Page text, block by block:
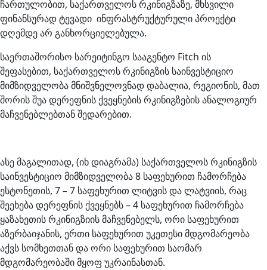
ჩართულობით, საქართველოს რკინიგზაზე, მხსვილი
ფინანსურად ტევადი ინფრასტრუქტურული პროექტი
დღემდე არ განხორციელებულა.
საერთაშორისო სარეიტინგო სააგენტო Fitch ის
შეფასებით, საქართველოს რკინიგზის საინვესტიციო
მიმზიდველობა მნიშვნელოვნად დაბალია, რეგიონის, მათ
შორის შუა დერეფნის ქვეყნების რკინიგზების ანალოგიურ
მაჩვენებლებთან შედარებით.
ასე მაგალითად, (იხ დიაგრამა) საქართველოს რკინიგზის
საინვესტიციო მიმზიდველობა 8 საფეხურით ჩამორჩება
ესტონეთის, 7 – 7 საფეხურით ლიტვის და ლატვიის, რაც
შეეხება დერეფნის ქვეყნებს – 4 საფეხურით ჩამორჩება
ყაზახეთის რკინიგზიის მაჩვენებელს, ორი საფეხურით
აზერბაიჯანის, ერთი საფეხურით უკეთესი მდგომარეობა
აქვს სომხეთთან და ორი საფეხურით საომარ
მდგომარეობაში მყოფ უკრაინასთან.